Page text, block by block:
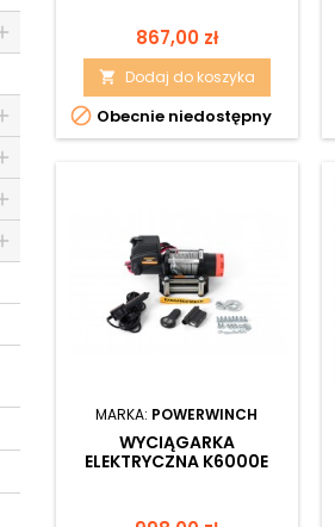
BEZPRZEWODOWYM
Cena
867,00 zł
 Dodaj do koszyka
 Obecnie niedostępny
MARKA: POWERWINCH
WYCIĄGARKA
ELEKTRYCZNA K6000E